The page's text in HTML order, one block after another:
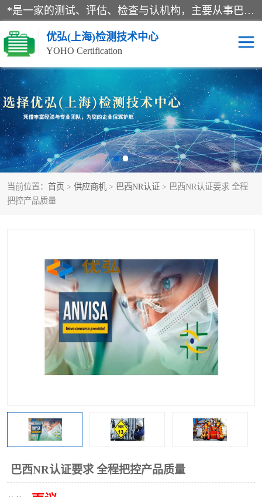
*是一家的测试、评估、检查与认机构，主要从事巴西NR10认证、NR12认证、NR13认证；ANATEL认证、INMTRO认证，欧盟CE认证：MD认证，PED认证，MID认证，ATEX认证，德国蓝色天使认证。
优弘(上海)检测技术中心
YOHO Certification
当前位置： 首页 > 供应商机 > 巴西NR认证 > 巴西NR认证要求 全程
把控产品质量
巴西NR认证要求 全程把控产品质量
RECYCLASS认证 NR10认证
NR12认证 NR13认证
ART认证 巴西NR认证
巴西认证 RETIE认证